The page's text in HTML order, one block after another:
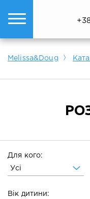
Показати все
Показати все
Показати все
Melissa&Doug
Для кого:
Усі
Вік дитини: